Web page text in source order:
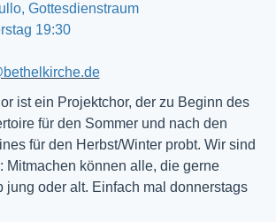
Gottesdienstraum
19:30
ist ein Projektchor, der zu Beginn des
für den Sommer und nach den
für den Herbst/Winter probt. Wir sind
Mitmachen können alle, die gerne
jung oder alt. Einfach mal donnerstags